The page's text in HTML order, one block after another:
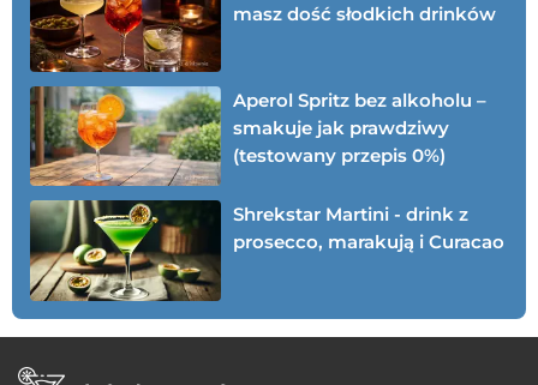
masz dość słodkich drinków
Aperol Spritz bez alkoholu –
smakuje jak prawdziwy
(testowany przepis 0%)
Shrekstar Martini - drink z
prosecco, marakują i Curacao